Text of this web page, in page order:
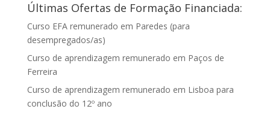
Últimas Ofertas de Formação Financiada:
Curso EFA remunerado em Paredes (para
desempregados/as)
Curso de aprendizagem remunerado em Paços de
Ferreira
Curso de aprendizagem remunerado em Lisboa para
conclusão do 12º ano